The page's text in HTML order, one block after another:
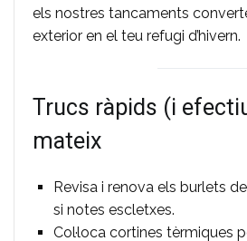
els nostres tancaments
exterior en el teu refugi d’hivern.
Trucs ràpids (i
mateix
Revisa i renova els burlets
si notes escletxes.
Col·loca cortines tèrmiques